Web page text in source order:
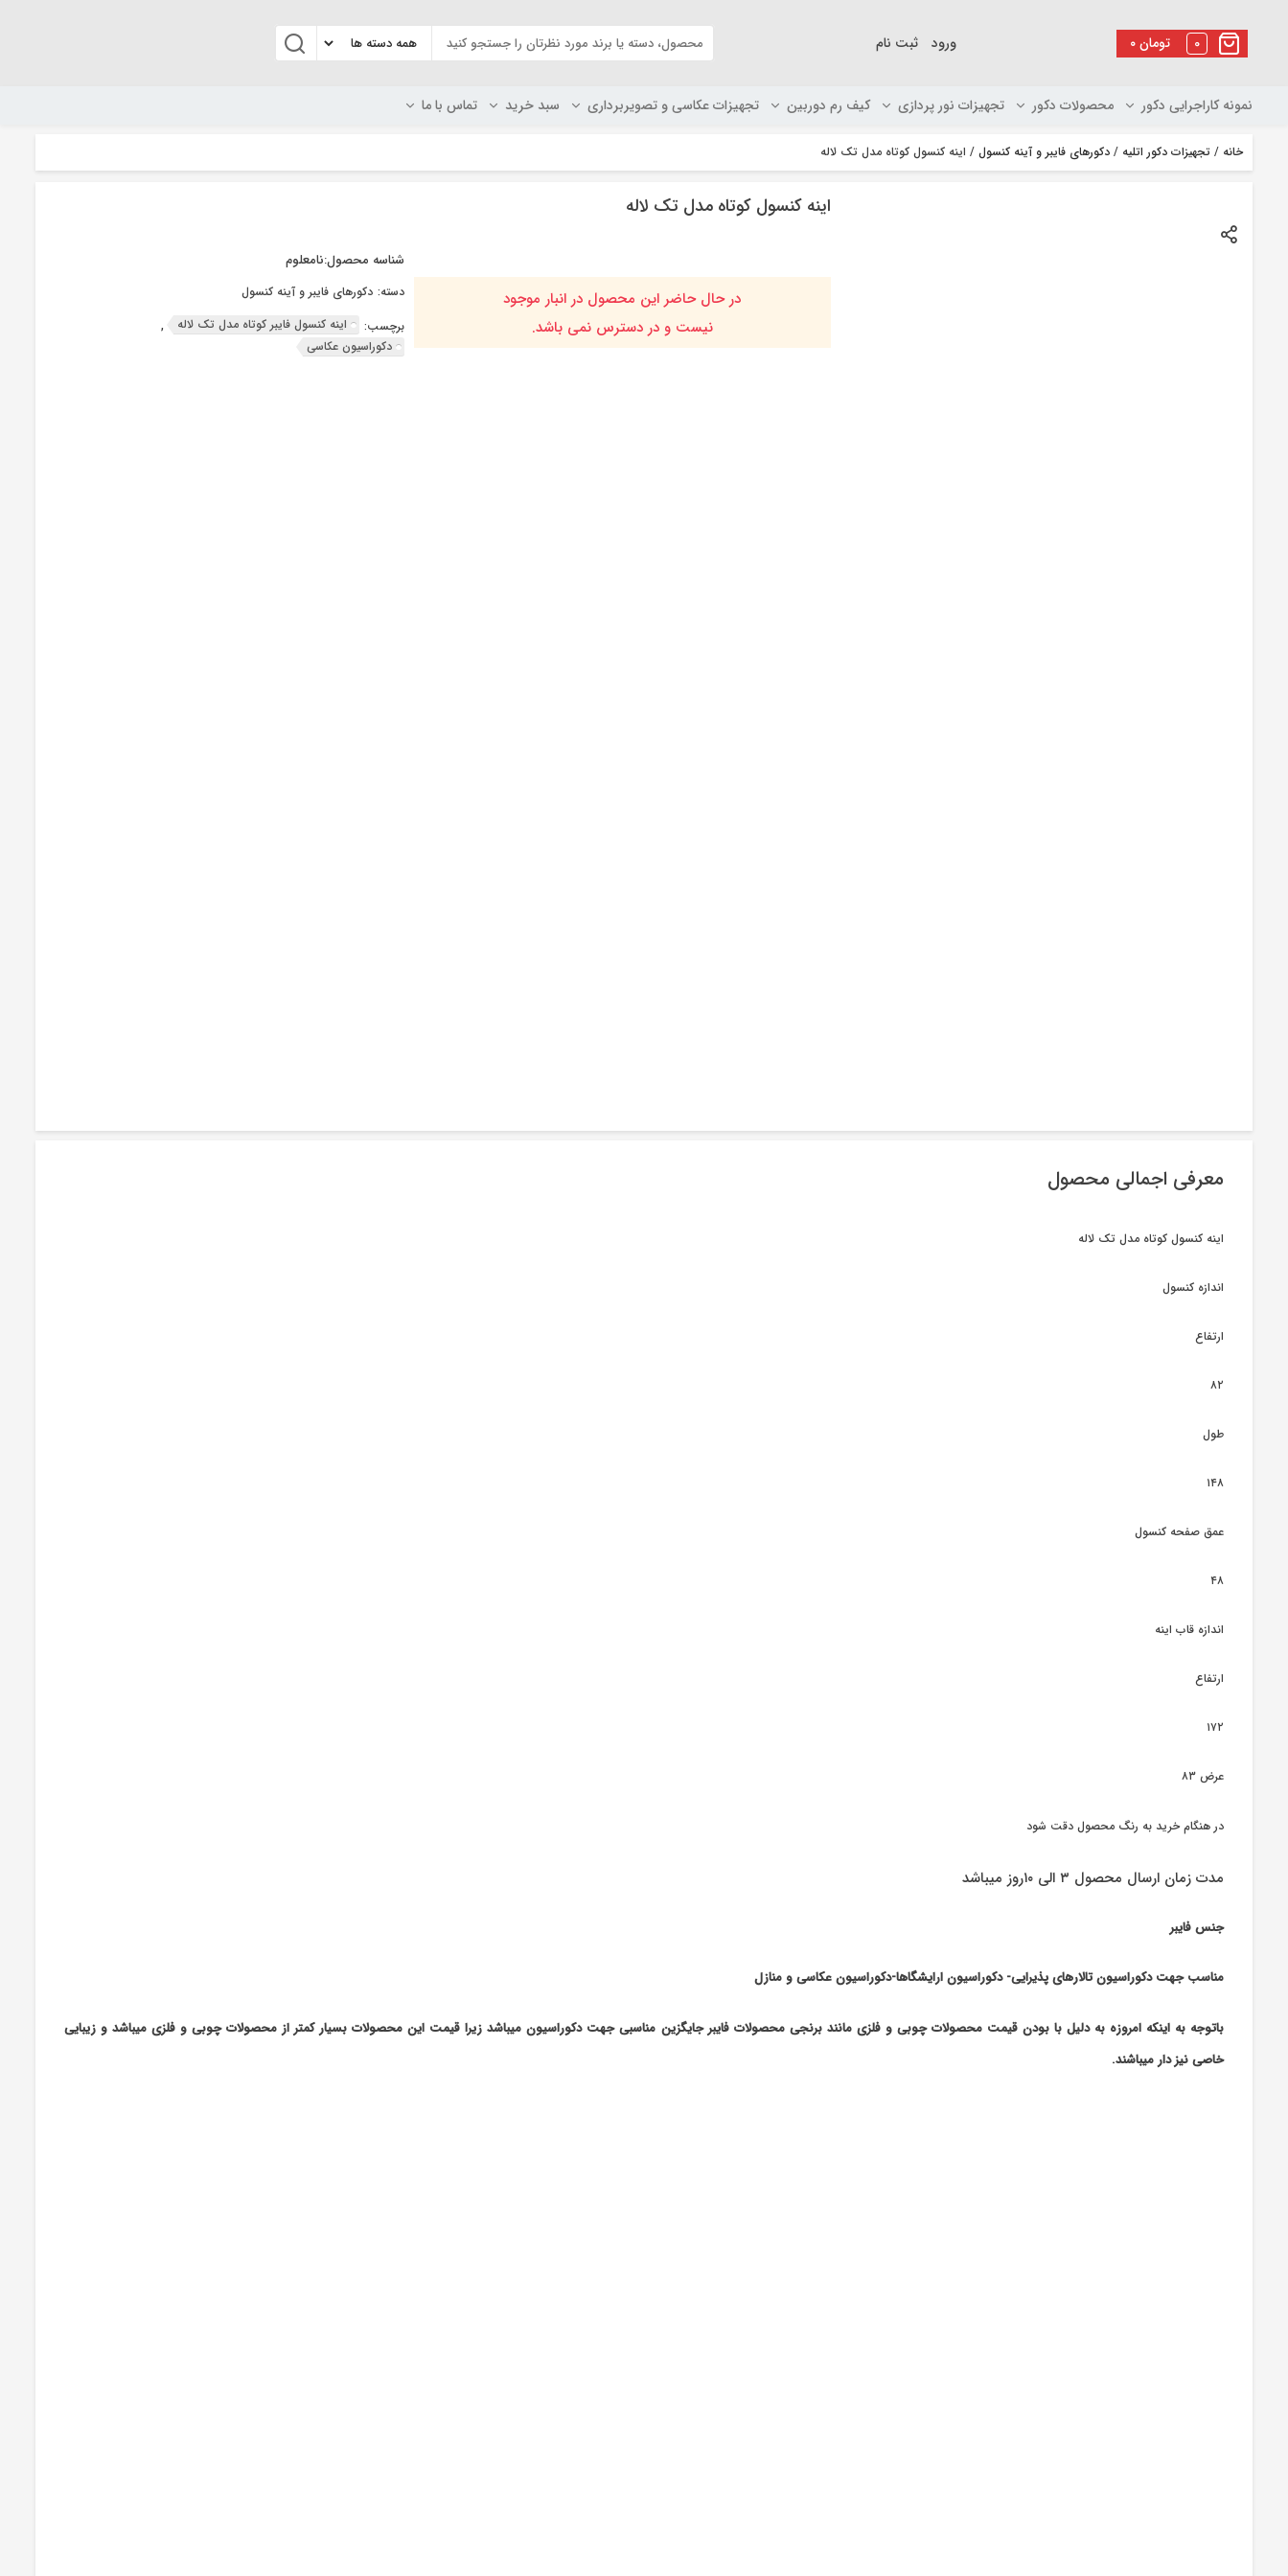
۰تومان 0 ورود ثبت نام
نمونه کاراجرایی دکور محصولات دکور تجهیزات نور پردازی کیف رم دوربین تجهیزات عکاسی و تصویربرداری سبد خرید تماس با ما
خانه / تجهیزات دکور اتلیه / دکورهای فایبر و آینه کنسول / اینه کنسول کوتاه مدل تک لاله
اینه کنسول کوتاه مدل تک لاله
در حال حاضر این محصول در انبار موجود
نیست و در دسترس نمی باشد.
شناسه محصول:نامعلوم
دسته: دکورهای فایبر و آینه کنسول
برچسب:
اینه کنسول فایبر کوتاه مدل تک لاله
,
دکوراسیون عکاسی
معرفی اجمالی محصول
اینه کنسول کوتاه مدل تک لاله
اندازه کنسول
ارتفاع
۸۲
طول
۱۴۸
عمق صفحه کنسول
۴۸
اندازه قاب اینه
ارتفاع
۱۷۲
عرض ۸۳
در هنگام خرید به رنگ محصول دقت شود
مدت زمان ارسال محصول ۳ الی ۱۰روز میباشد
جنس فایبر
مناسب جهت دکوراسیون تالارهای پذیرایی- دکوراسیون ارایشگاها-دکوراسیون عکاسی و منازل
باتوجه به اینکه امروزه به دلیل با بودن قیمت محصولات چوبی و فلزی مانند برنجی محصولات فایبر جایگزین مناسبی جهت دکوراسیون میباشد زیرا قیمت این محصولات بسیار کمتر از محصولات چوبی و فلزی میباشد و زیبایی
خاصی نیز دار میباشند.